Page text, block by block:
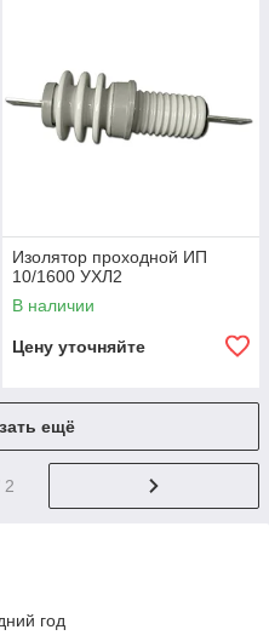
Изолятор проходной ИП
10/1600 УХЛ2
В наличии
Цену уточняйте
ещё
2
год